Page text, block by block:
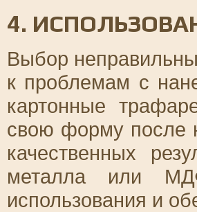
4.
Выбор
к проблемам с
картонные
свою форму после
качественных
металла или
использования и